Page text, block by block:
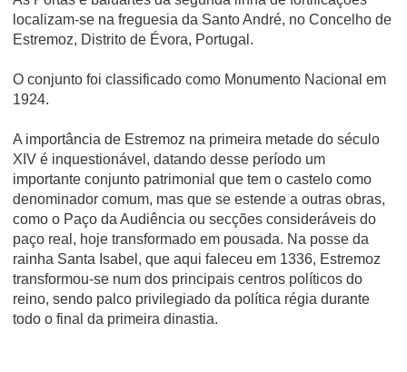
localizam-se na freguesia da Santo André, no Concelho de
Estremoz, Distrito de Évora, Portugal.
O conjunto foi classificado como Monumento Nacional em
1924.
A importância de Estremoz na primeira metade do século
XIV é inquestionável, datando desse período um
importante conjunto patrimonial que tem o castelo como
denominador comum, mas que se estende a outras obras,
como o Paço da Audiência ou secções consideráveis do
paço real, hoje transformado em pousada. Na posse da
rainha Santa Isabel, que aqui faleceu em 1336, Estremoz
transformou-se num dos principais centros políticos do
reino, sendo palco privilegiado da política régia durante
todo o final da primeira dinastia.